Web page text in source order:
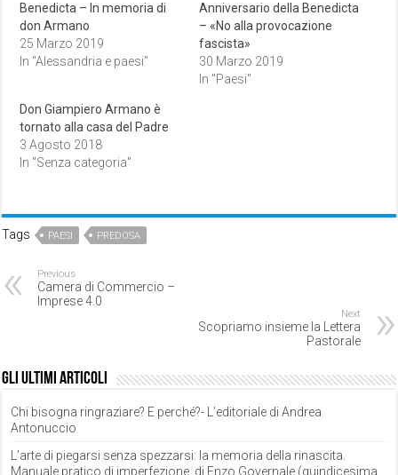
Benedicta – In memoria di
don Armano
25 Marzo 2019
In "Alessandria e paesi"
Anniversario della Benedicta
– «No alla provocazione
fascista»
30 Marzo 2019
In "Paesi"
Don Giampiero Armano è
tornato alla casa del Padre
3 Agosto 2018
In "Senza categoria"
Tags PAESI PREDOSA
Previous
Camera di Commercio –
Imprese 4.0
Next
Scopriamo insieme la Lettera
Pastorale
Gli ultimi articoli
Chi bisogna ringraziare? E perché?- L’editoriale di Andrea
Antonuccio
L’arte di piegarsi senza spezzarsi: la memoria della rinascita.
Manuale pratico di imperfezione, di Enzo Governale (quindicesima